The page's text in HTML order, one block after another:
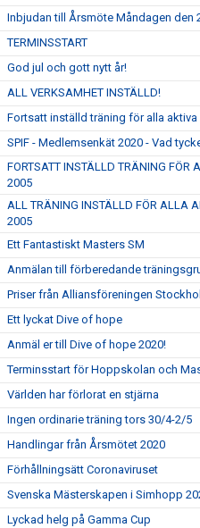
Inbjudan till Årsmöte Måndagen den
TERMINSSTART
God jul och gott nytt år!
ALL VERKSAMHET INSTÄLLD!
Fortsatt inställd träning för alla aktiva
SPIF - Medlemsenkät 2020 - Vad
FORTSATT INSTÄLLD TRÄNING FÖR
2005
ALL TRÄNING INSTÄLLD FÖR ALLA
2005
Ett Fantastiskt Masters SM
Anmälan till förberedande
Priser från Alliansföreningen
Ett lyckat Dive of hope
Anmäl er till Dive of hope 2020!
Terminsstart för Hoppskolan och
Världen har förlorat en stjärna
Ingen ordinarie träning tors 30/4-2/5
Handlingar från Årsmötet 2020
Förhållningsätt Coronaviruset
Svenska Mästerskapen i Simhopp
Lyckad helg på Gamma Cup